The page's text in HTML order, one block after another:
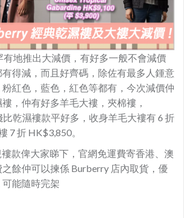
有地推出大減價，有好多一般不會減價
得減，而且好齊碼，除佐有最多人鍾意
紅色，藍色，紅色等都有，今次減價仲
，仲有好多羊毛大褸，夾棉褸，
比乾濕褸款平好多，收身羊毛大褸有 6 折
7 折 HK$3,850。
款俾大家睇下，官網免運費寄香港、澳
餘仲可以揀係 Burberry 店內取貨，優
能隨時完架